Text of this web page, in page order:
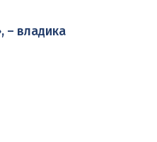
– владика